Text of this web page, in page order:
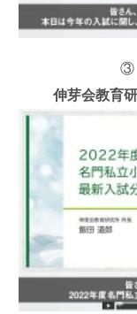
③
伸芽会教育